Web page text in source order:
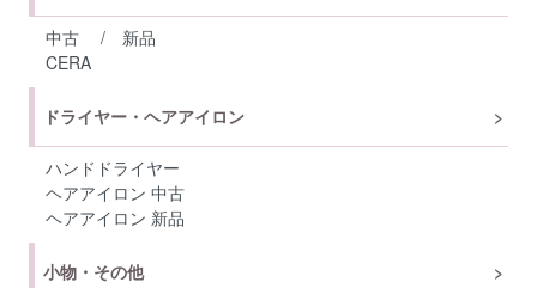
中古 /
新品
CERA
ドライヤー・ヘアアイロン
ハンドドライヤー
ヘアアイロン 中古
ヘアアイロン 新品
小物・その他